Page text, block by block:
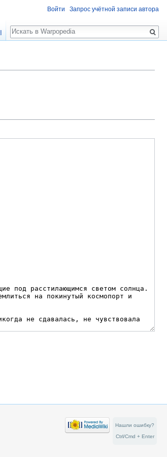
Войти Запрос учётной записи автора
Поиск
Нашли ошибку?
Ctrl/Cmd + Enter